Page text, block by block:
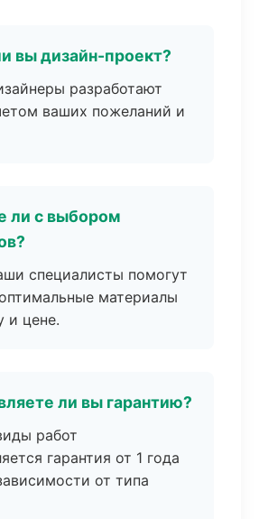
вы дизайн-проект?
разработают
ваших пожеланий и
ли с выбором
специалисты помогут
материалы
и цене.
ли вы гарантию?
работ
гарантия от 1 года
от типа